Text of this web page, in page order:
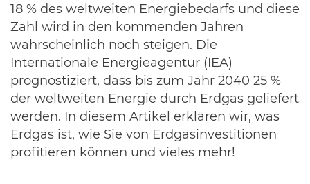
18 % des weltweiten Energiebedarfs und diese
Zahl wird in den kommenden Jahren
wahrscheinlich noch steigen. Die
Internationale Energieagentur (IEA)
prognostiziert, dass bis zum Jahr 2040 25 %
der weltweiten Energie durch Erdgas geliefert
werden. In diesem Artikel erklären wir, was
Erdgas ist, wie Sie von Erdgasinvestitionen
profitieren können und vieles mehr!